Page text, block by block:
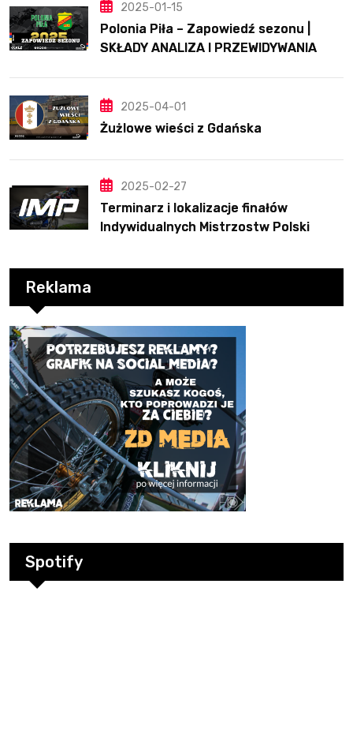
2025-01-15
Polonia Piła – Zapowiedź sezonu |
SKŁADY ANALIZA I PRZEWIDYWANIA
2025-04-01
Żużlowe wieści z Gdańska
2025-02-27
Terminarz i lokalizacje finałów
Indywidualnych Mistrzostw Polski
Reklama
Spotify